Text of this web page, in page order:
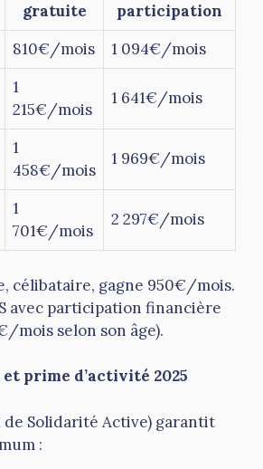
gratuite
participation
810€/mois 1 094€/mois
1
215€/mois
1 641€/mois
1
458€/mois
1 969€/mois
1
701€/mois
2 297€/mois
célibataire, gagne 950€/mois.
avec participation financière
mois selon son âge).
prime d’activité 2025
de Solidarité Active) garantit
: